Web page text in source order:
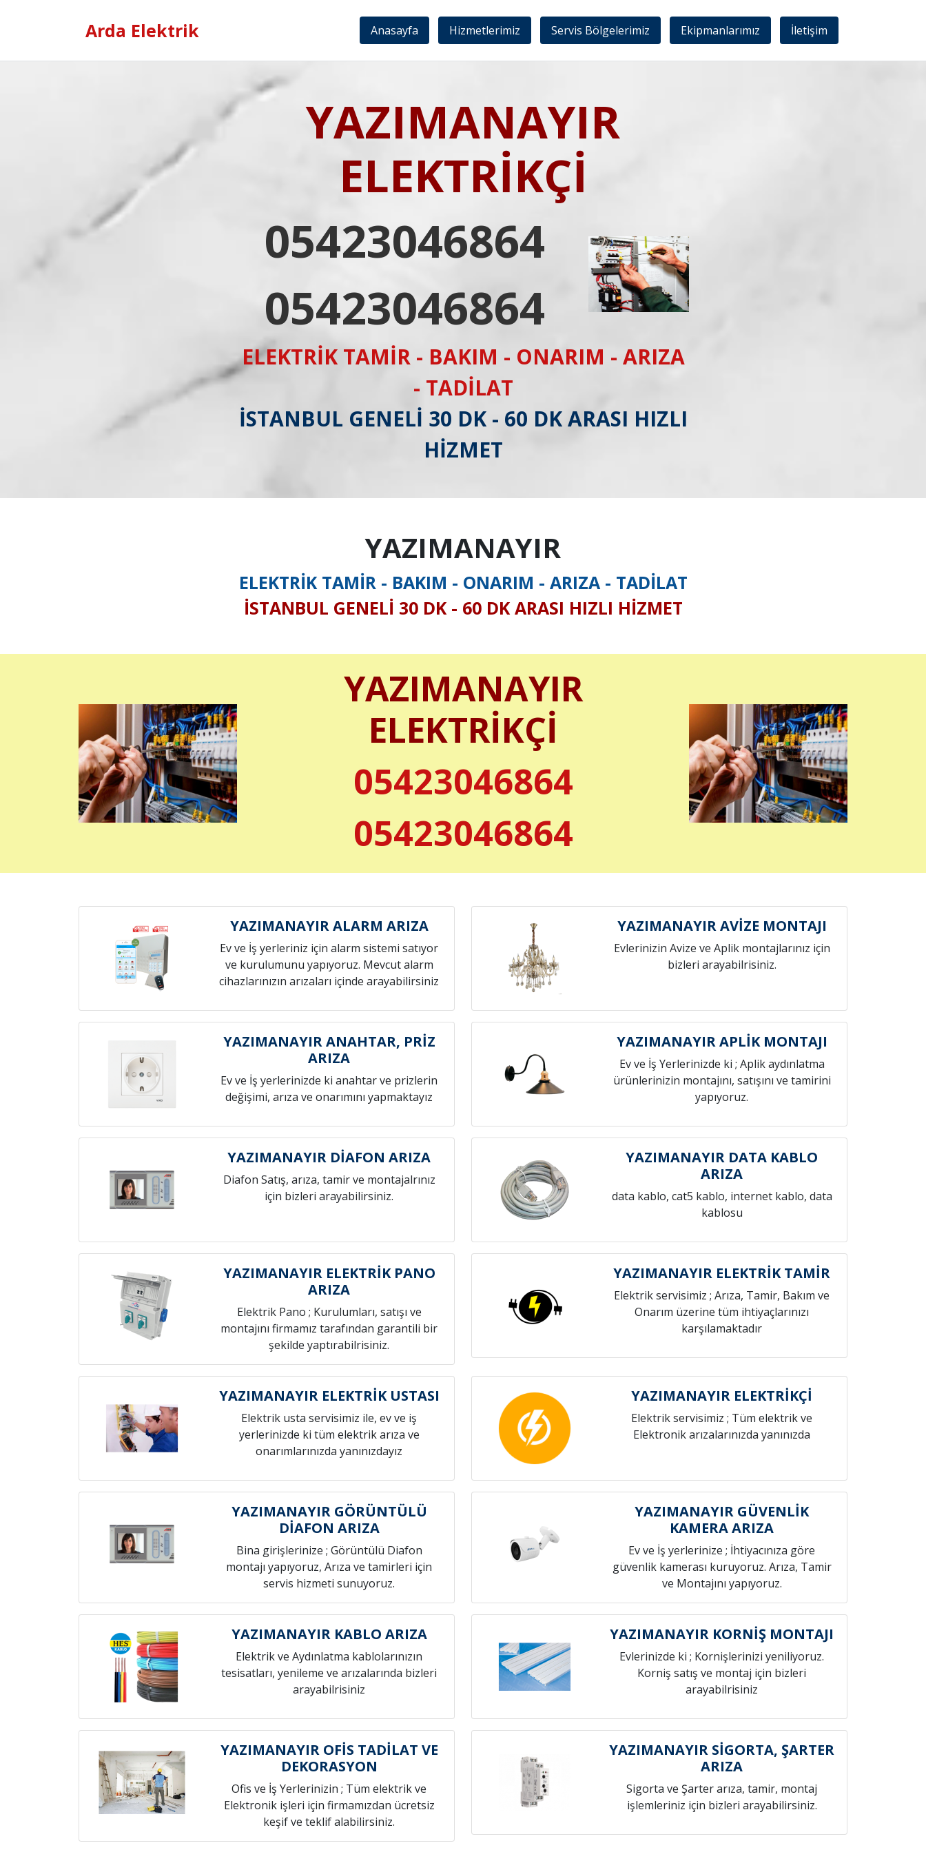
Arda Elektrik Anasayfa Hizmetlerimiz Servis Bölgelerimiz Ekipmanlarımız İletişim
YAZIMANAYIR
ELEKTRİKÇİ
05423046864
05423046864
ELEKTRİK TAMİR - BAKIM - ONARIM - ARIZA
- TADİLAT
İSTANBUL GENELİ 30 DK - 60 DK ARASI HIZLI
HİZMET
YAZIMANAYIR
ELEKTRİK TAMİR - BAKIM - ONARIM - ARIZA - TADİLAT
İSTANBUL GENELİ 30 DK - 60 DK ARASI HIZLI HİZMET
YAZIMANAYIR
ELEKTRİKÇİ
05423046864
05423046864
YAZIMANAYIR ALARM ARIZA
Ev ve İş yerleriniz için alarm sistemi satıyor
ve kurulumunu yapıyoruz. Mevcut alarm
cihazlarınızın arızaları içinde arayabilirsiniz
YAZIMANAYIR AVİZE MONTAJI
Evlerinizin Avize ve Aplik montajlarınız için
bizleri arayabilrisiniz.
YAZIMANAYIR ANAHTAR, PRİZ
ARIZA
Ev ve İş yerlerinizde ki anahtar ve prizlerin
değişimi, arıza ve onarımını yapmaktayız
YAZIMANAYIR APLİK MONTAJI
Ev ve İş Yerlerinizde ki ; Aplik aydınlatma
ürünlerinizin montajını, satışını ve tamirini
yapıyoruz.
YAZIMANAYIR DİAFON ARIZA
Diafon Satış, arıza, tamir ve montajalrınız
için bizleri arayabilirsiniz.
YAZIMANAYIR DATA KABLO
ARIZA
data kablo, cat5 kablo, internet kablo, data
kablosu
YAZIMANAYIR ELEKTRİK PANO
ARIZA
Elektrik Pano ; Kurulumları, satışı ve
montajını firmamız tarafından garantili bir
şekilde yaptırabilrisiniz.
YAZIMANAYIR ELEKTRİK TAMİR
Elektrik servisimiz ; Arıza, Tamir, Bakım ve
Onarım üzerine tüm ihtiyaçlarınızı
karşılamaktadır
YAZIMANAYIR ELEKTRİK USTASI
Elektrik usta servisimiz ile, ev ve iş
yerlerinizde ki tüm elektrik arıza ve
onarımlarınızda yanınızdayız
YAZIMANAYIR ELEKTRİKÇİ
Elektrik servisimiz ; Tüm elektrik ve
Elektronik arızalarınızda yanınızda
YAZIMANAYIR GÖRÜNTÜLÜ
DİAFON ARIZA
Bina girişlerinize ; Görüntülü Diafon
montajı yapıyoruz, Arıza ve tamirleri için
servis hizmeti sunuyoruz.
YAZIMANAYIR GÜVENLİK
KAMERA ARIZA
Ev ve İş yerlerinize ; İhtiyacınıza göre
güvenlik kamerası kuruyoruz. Arıza, Tamir
ve Montajını yapıyoruz.
YAZIMANAYIR KABLO ARIZA
Elektrik ve Aydınlatma kablolarınızın
tesisatları, yenileme ve arızalarında bizleri
arayabilrisiniz
YAZIMANAYIR KORNİŞ MONTAJI
Evlerinizde ki ; Kornişlerinizi yeniliyoruz.
Korniş satış ve montaj için bizleri
arayabilrisiniz
YAZIMANAYIR OFİS TADİLAT VE
DEKORASYON
Ofis ve İş Yerlerinizin ; Tüm elektrik ve
Elektronik işleri için firmamızdan ücretsiz
keşif ve teklif alabilirsiniz.
YAZIMANAYIR SİGORTA, ŞARTER
ARIZA
Sigorta ve Şarter arıza, tamir, montaj
işlemleriniz için bizleri arayabilirsiniz.